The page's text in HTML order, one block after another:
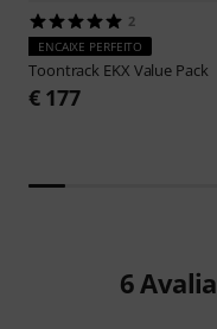
2
ENCAIXE PERFEITO
Toontrack EKX Value Pack
€ 177
6